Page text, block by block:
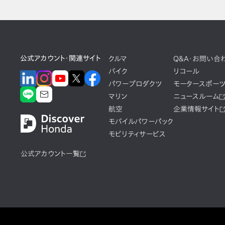
公式アカウント・関連サイト
公式アカウント一覧
クルマ
バイク
パワープロダクツ
マリン
航空
モバイルパワーパック
モビリティサービス
Q&A・お問い合
リコール
モータースポーツ
ニュースルーム
企業情報サイト